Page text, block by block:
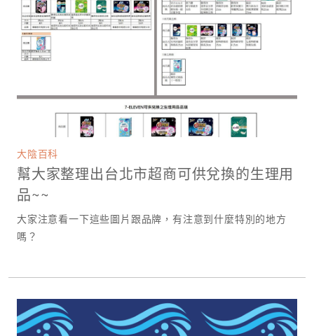
大陰百科
幫大家整理出台北市超商可供兌換的生理用
品~~
大家注意看一下這些圖片跟品牌，有注意到什麼特別的地方
嗎？